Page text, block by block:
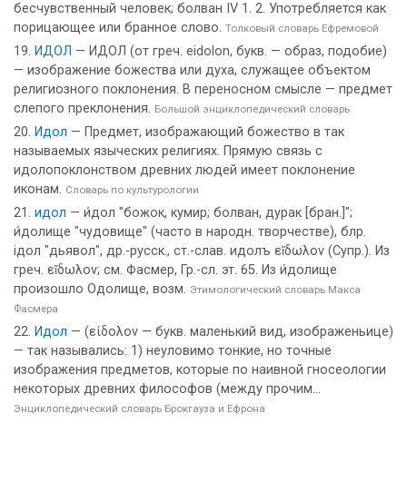
бесчувственный человек; болван IV 1. 2. Употребляется как
порицающее или бранное слово. Толковый словарь Ефремовой
ИДОЛ — ИДОЛ (от греч. eidolon, букв. — образ, подобие)
— изображение божества или духа, служащее объектом
религиозного поклонения. В переносном смысле — предмет
слепого преклонения. Большой энциклопедический словарь
Идол — Предмет, изображающий божество в так
называемых языческих религиях. Прямую связь с
идолопоклонством древних людей имеет поклонение
иконам. Словарь по культурологии
идол — и́дол "божок, кумир; болван, дурак [бран.]";
и́долище "чудовище" (часто в народн. творчестве), блр.
iдол "дьявол", др.-русск., ст.-слав. идолъ εἴδωλον (Супр.). Из
греч. εἴδωλον; см. Фасмер, Гр.-сл. эт. 65. Из и́долище
произошло Одолище, возм. Этимологический словарь Макса
Фасмера
Идол — (είδολον — букв. маленький вид, изображеньице)
— так назывались: 1) неуловимо тонкие, но точные
изображения предметов, которые по наивной гносеологии
некоторых древних философов (между прочим...
Энциклопедический словарь Брокгауза и Ефрона